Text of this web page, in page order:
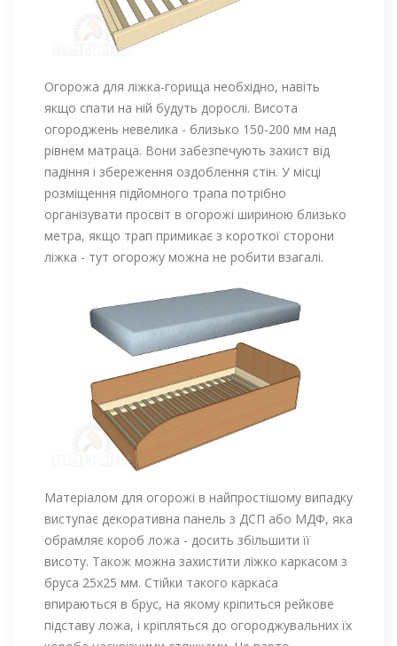
Огорожа для ліжка-горища необхідно, навіть
якщо спати на ній будуть дорослі. Висота
огороджень невелика - близько 150-200 мм над
рівнем матраца. Вони забезпечують захист від
падіння і збереження оздоблення стін. У місці
розміщення підйомного трапа потрібно
організувати просвіт в огорожі шириною близько
метра, якщо трап примикає з короткої сторони
ліжка - тут огорожу можна не робити взагалі.
Матеріалом для огорожі в найпростішому випадку
виступає декоративна панель з ДСП або МДФ, яка
обрамляє короб ложа - досить збільшити її
висоту. Також можна захистити ліжко каркасом з
бруса 25х25 мм. Стійки такого каркаса
впираються в брус, на якому кріпиться рейкове
підставу ложа, і кріпляться до огороджувальних їх